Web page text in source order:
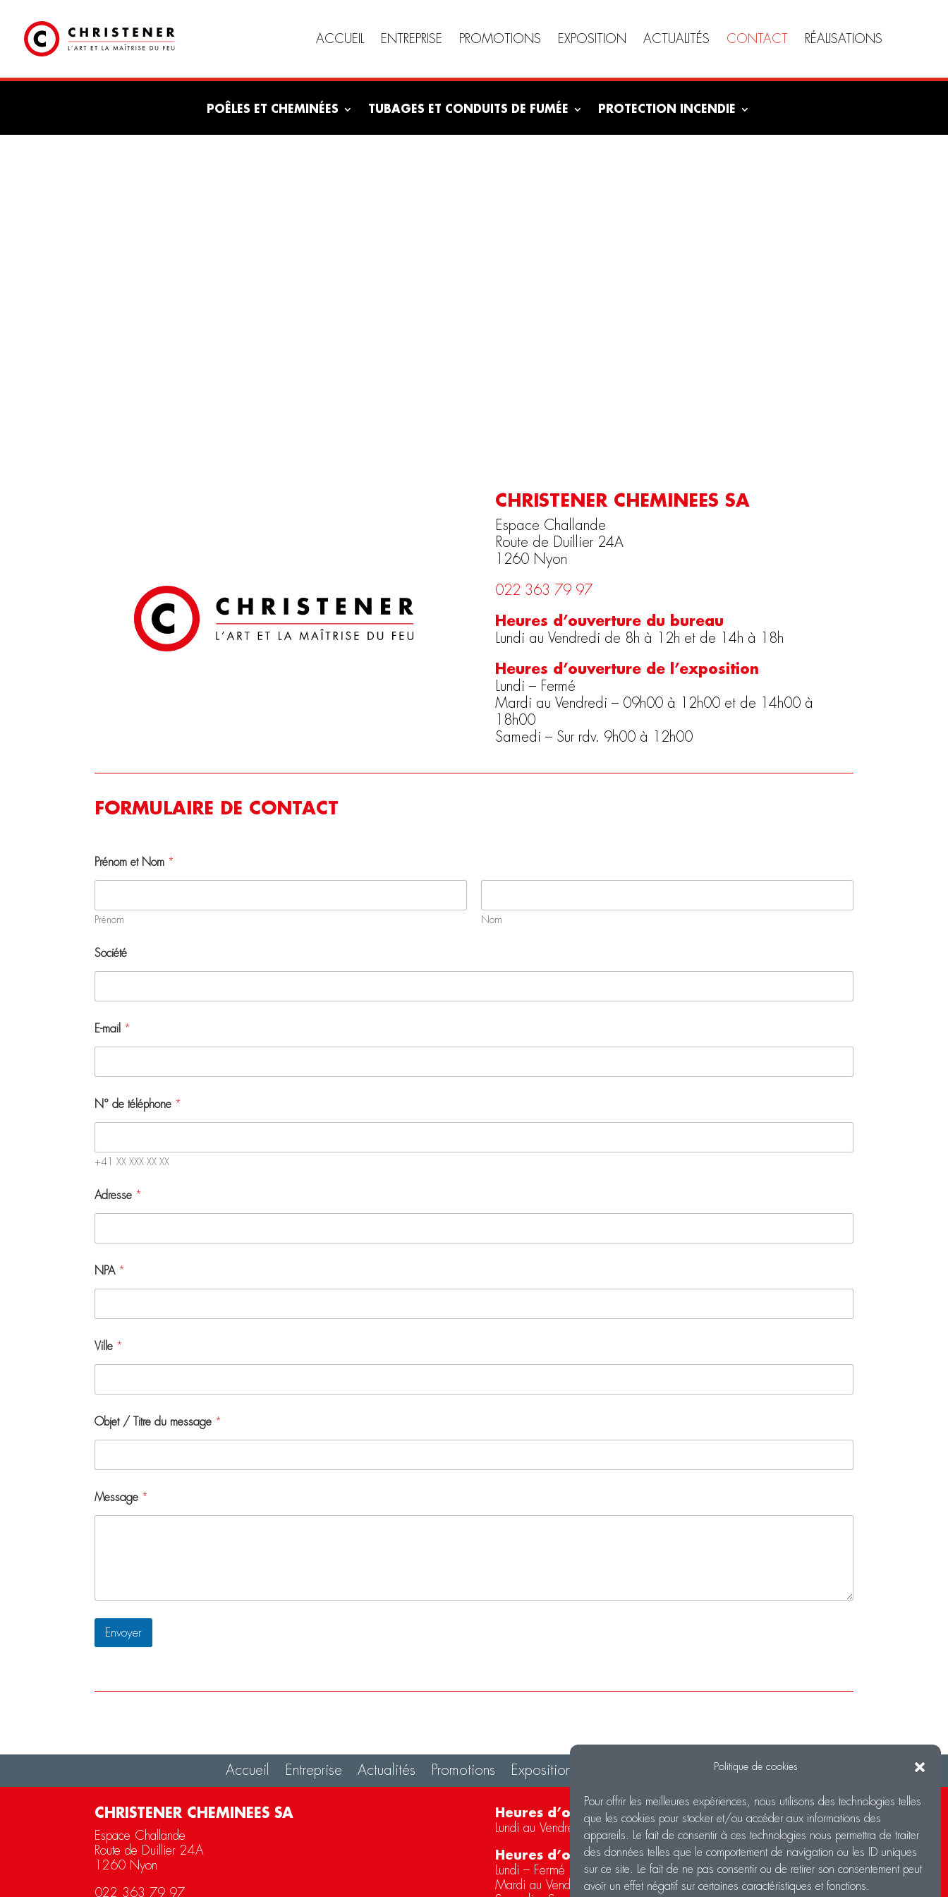
Politique de cookies
Pour offrir les meilleures expériences, nous utilisons des technologies telles
que les cookies pour stocker et/ou accéder aux informations des
appareils. Le fait de consentir à ces technologies nous permettra de traiter
des données telles que le comportement de navigation ou les ID uniques
sur ce site. Le fait de ne pas consentir ou de retirer son consentement peut
avoir un effet négatif sur certaines caractéristiques et fonctions.
ACCUEIL ENTREPRISE PROMOTIONS EXPOSITION ACTUALITÉS CONTACT RÉALISATIONS
POÊLES ET CHEMINÉES TUBAGES ET CONDUITS DE FUMÉE PROTECTION INCENDIE
CHRISTENER CHEMINEES SA
Espace Challande
Route de Duillier 24A
1260 Nyon
022 363 79 97
Heures d’ouverture du bureau
Lundi au Vendredi de 8h à 12h et de 14h à 18h
Heures d’ouverture de l’exposition
Lundi – Fermé
Mardi au Vendredi – 09h00 à 12h00 et de 14h00 à
18h00
Samedi – Sur rdv. 9h00 à 12h00
FORMULAIRE DE CONTACT
Prénom et Nom *
Prénom Nom
Société
E-mail *
N° de téléphone *
+41 XX XXX XX XX
Adresse *
NPA *
Ville *
Objet / Titre du message *
Message *
Envoyer
Accueil Entreprise Actualités Promotions Exposition Réalisations
CHRISTENER CHEMINEES SA
Espace Challande
Route de Duillier 24A
1260 Nyon
022 363 79 97
Heures d’ouverture du bureau
Lundi au Vendredi de 8h à 12h et de 14h à 18h
Heures d’ouverture de l’exposition
Lundi – Fermé
Mardi au Vendredi – 09h00 à 12h00 et de 14h00 à 18h00